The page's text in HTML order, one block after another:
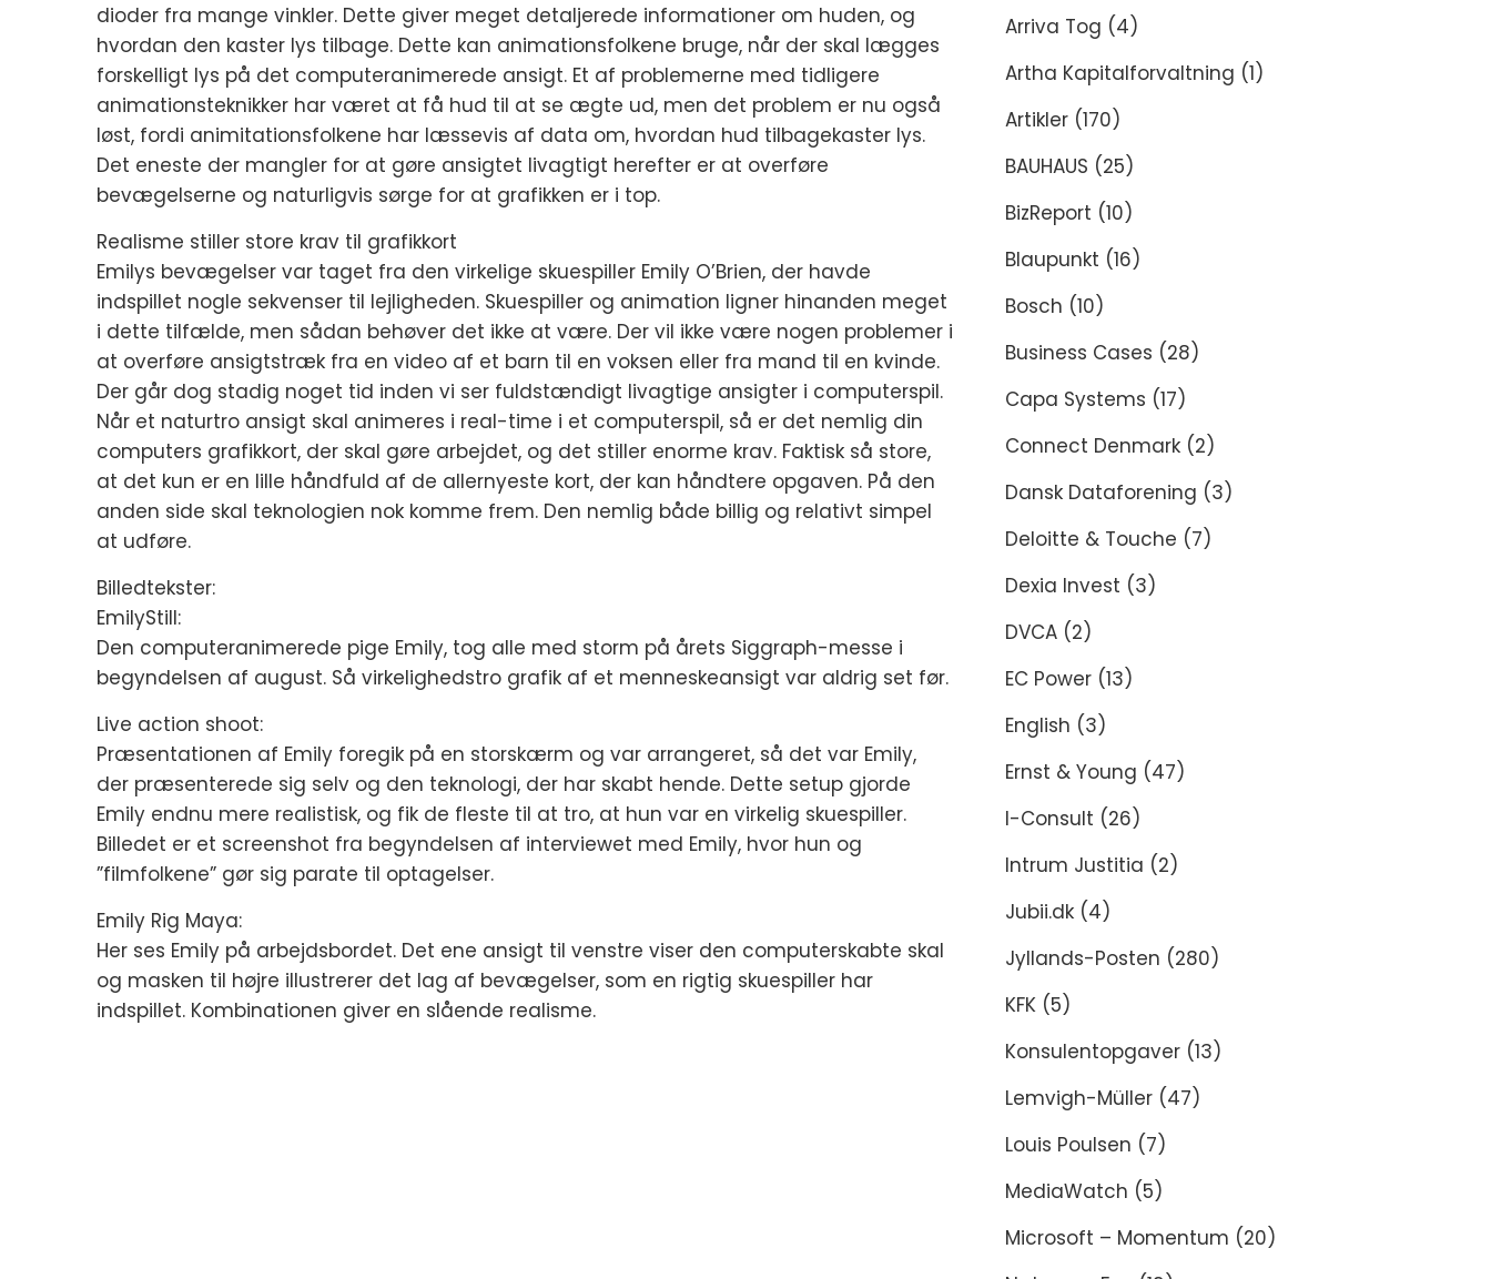
dioder fra mange vinkler. Dette giver meget detaljerede informationer om huden, og
hvordan den kaster lys tilbage. Dette kan animationsfolkene bruge, når der skal lægges
forskelligt lys på det computeranimerede ansigt. Et af problemerne med tidligere
animationsteknikker har været at få hud til at se ægte ud, men det problem er nu også
løst, fordi animitationsfolkene har læssevis af data om, hvordan hud tilbagekaster lys.
Det eneste der mangler for at gøre ansigtet livagtigt herefter er at overføre
bevægelserne og naturligvis sørge for at grafikken er i top.
Realisme stiller store krav til grafikkort
Emilys bevægelser var taget fra den virkelige skuespiller Emily O’Brien, der havde
indspillet nogle sekvenser til lejligheden. Skuespiller og animation ligner hinanden meget
i dette tilfælde, men sådan behøver det ikke at være. Der vil ikke være nogen problemer i
at overføre ansigtstræk fra en video af et barn til en voksen eller fra mand til en kvinde.
Der går dog stadig noget tid inden vi ser fuldstændigt livagtige ansigter i computerspil.
Når et naturtro ansigt skal animeres i real-time i et computerspil, så er det nemlig din
computers grafikkort, der skal gøre arbejdet, og det stiller enorme krav. Faktisk så store,
at det kun er en lille håndfuld af de allernyeste kort, der kan håndtere opgaven. På den
anden side skal teknologien nok komme frem. Den nemlig både billig og relativt simpel
at udføre.
Billedtekster:
EmilyStill:
Den computeranimerede pige Emily, tog alle med storm på årets Siggraph-messe i
begyndelsen af august. Så virkelighedstro grafik af et menneskeansigt var aldrig set før.
Live action shoot:
Præsentationen af Emily foregik på en storskærm og var arrangeret, så det var Emily,
der præsenterede sig selv og den teknologi, der har skabt hende. Dette setup gjorde
Emily endnu mere realistisk, og fik de fleste til at tro, at hun var en virkelig skuespiller.
Billedet er et screenshot fra begyndelsen af interviewet med Emily, hvor hun og
”filmfolkene” gør sig parate til optagelser.
Emily Rig Maya:
Her ses Emily på arbejdsbordet. Det ene ansigt til venstre viser den computerskabte skal
og masken til højre illustrerer det lag af bevægelser, som en rigtig skuespiller har
indspillet. Kombinationen giver en slående realisme.
Arriva Tog (4)
Artha Kapitalforvaltning (1)
Artikler (170)
BAUHAUS (25)
BizReport (10)
Blaupunkt (16)
Bosch (10)
Business Cases (28)
Capa Systems (17)
Connect Denmark (2)
Dansk Dataforening (3)
Deloitte & Touche (7)
Dexia Invest (3)
DVCA (2)
EC Power (13)
English (3)
Ernst & Young (47)
I-Consult (26)
Intrum Justitia (2)
Jubii.dk (4)
Jyllands-Posten (280)
KFK (5)
Konsulentopgaver (13)
Lemvigh-Müller (47)
Louis Poulsen (7)
MediaWatch (5)
Microsoft – Momentum (20)